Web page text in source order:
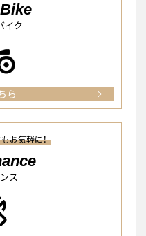
イク
ら
お気軽に！
ス